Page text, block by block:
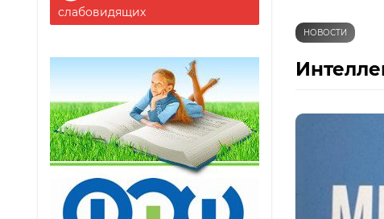
НОВОСТИ
слабовидящих